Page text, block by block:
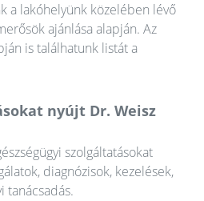
a lakóhelyünk közelében lévő
ajánlása alapján. Az
is találhatunk listát a
nyújt Dr. Weisz
szolgáltatásokat
diagnózisok, kezelések,
tanácsadás.